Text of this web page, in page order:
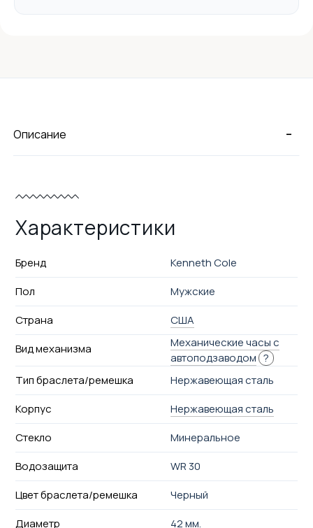
-
Описание
Характеристики
Бренд
Kenneth Cole
Пол
Мужские
Страна
США
Вид механизма
Механические часы с
автоподзаводом ?
Тип браслета/ремешка
Нержавеющая сталь
Корпус
Нержавеющая сталь
Стекло
Минеральное
Водозащита
WR 30
Цвет браслета/ремешка
Черный
Диаметр
42 мм.